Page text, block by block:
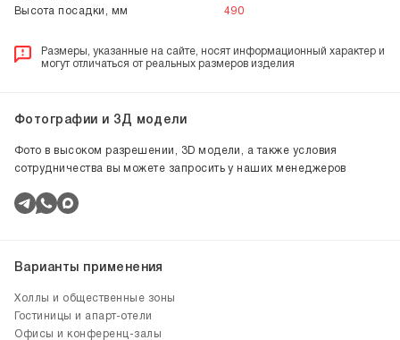
Высота посадки, мм
490
Размеры, указанные на сайте, носят информационный характер и
могут отличаться от реальных размеров изделия
Фотографии и 3Д модели
Фото в высоком разрешении, 3D модели, а также условия
сотрудничества вы можете запросить у наших менеджеров
Варианты применения
Холлы и общественные зоны
Гостиницы и апарт-отели
Офисы и конференц-залы